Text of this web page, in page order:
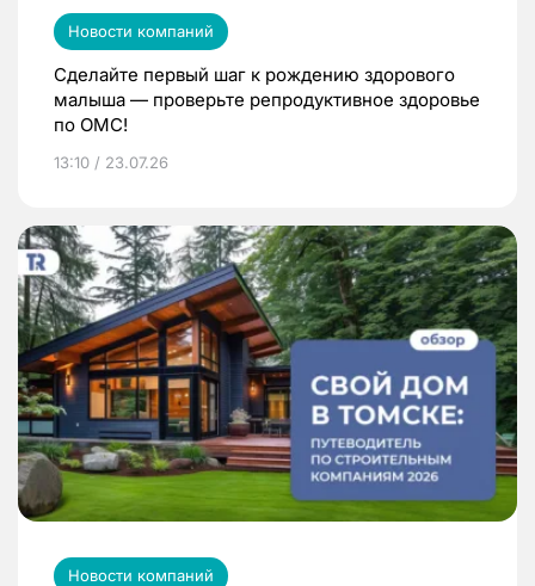
Новости компаний
Сделайте первый шаг к рождению здорового
малыша — проверьте репродуктивное здоровье
по ОМС!
13:10 / 23.07.26
Новости компаний